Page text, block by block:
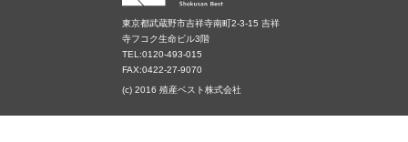
東京都武蔵野市吉祥寺南町2-3-15 吉祥
寺フコク生命ビル3階
TEL:0120-493-015
FAX:0422-27-9070
(c) 2016 殖産ベスト株式会社